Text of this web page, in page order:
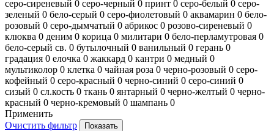
серо-сиреневый 0 серо-черный 0 принт 0 серо-белый 0 серо-
зеленый 0 бело-серый 0 серо-фиолетовый 0 аквамарин 0 бело-
розовый 0 серо-дымчатый 0 абрикос 0 розово-сиреневый 0
клюква 0 деним 0 корица 0 милитари 0 бело-перламутровая 0
бело-серый св. 0 бутылочный 0 ванильный 0 герань 0
градация 0 елочка 0 жаккард 0 кантри 0 медный 0
мультиколор 0 клетка 0 чайная роза 0 черно-розовый 0 серо-
кофейный 0 серо-красный 0 черно-синий 0 серо-синий 0
сизый 0 сл.кость 0 ткань 0 янтарный 0 черно-желтый 0 черно-
красный 0 черно-кремовый 0 шампань 0
Применить
Очистить фильтр